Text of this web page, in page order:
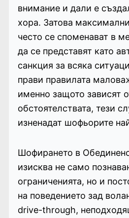
внимание и дали е
хора. Затова
често се споменават в
да се представят като
санкция за всяка
прави правилата
именно защото зависят
обстоятелствата, тези
изненадат шофьорите
Шофирането в
изисква не само
ограниченията, но и
на поведението зад
drive-through,